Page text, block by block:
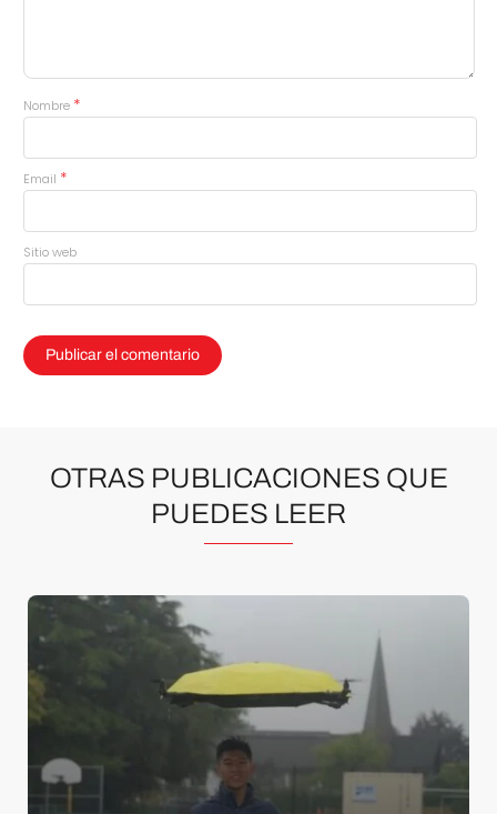
Nombre *
Email *
Sitio web
OTRAS PUBLICACIONES QUE
PUEDES LEER